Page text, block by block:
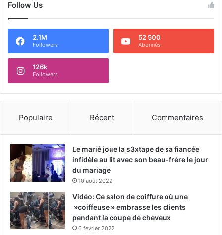
Follow Us
2.1M
Followers
52 500
Abonnés
126k
Followers
Populaire Récent Commentaires
Le marié joue la s3xtape de sa fiancée
infidèle au lit avec son beau-frère le jour
du mariage
10 août 2022
Vidéo: Ce salon de coiffure où une
»coiffeuse » embrasse les clients
pendant la coupe de cheveux
6 février 2022